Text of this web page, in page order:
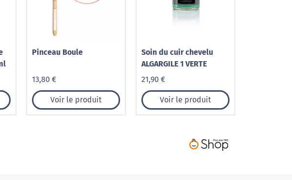
Pinceau Boule
13,80 €
Voir le produit
Soin du cuir chevelu
ALGARGILE 1 VERTE
21,90 €
Voir le produit